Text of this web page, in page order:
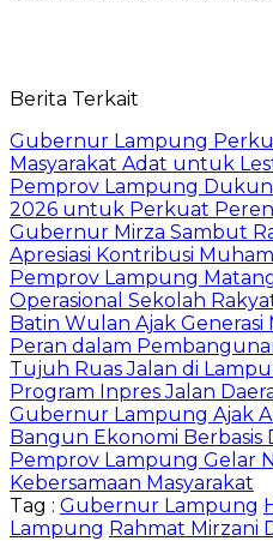
Berita Terkait
Gubernur Lampung
Masyarakat Adat untuk
Pemprov Lampung
2026 untuk Perkuat
Gubernur Mirza Sambut
Apresiasi Kontribusi
Pemprov Lampung
Operasional Sekolah
Batin Wulan Ajak Generasi
Peran dalam
Tujuh Ruas Jalan di
Program Inpres Jalan
Gubernur Lampung Ajak
Bangun Ekonomi Berbasis
Pemprov Lampung Gelar
Kebersamaan Masyarakat
Tag : Gubernur Lampung
Lampung Rahmat Mirzani